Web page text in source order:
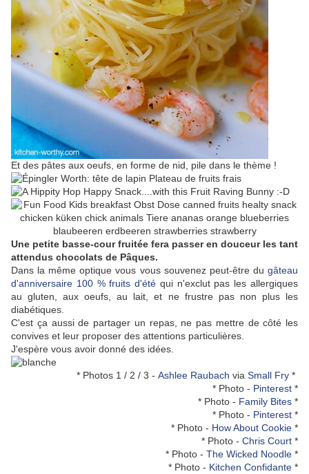
Et des pâtes aux oeufs, en forme de nid, pile dans le thème !
Une petite basse-cour fruitée fera passer en douceur les tant
attendus chocolats de Pâques.
Dans la même optique vous vous souvenez peut-être du gâteau
d'anniversaire 100 % fruits d'été qui n'exclut pas les allergiques
au gluten, aux oeufs, au lait, et ne frustre pas non plus les
diabétiques.
C'est ça aussi de partager un repas, ne pas mettre de côté les
convives et leur proposer des attentions particulières.
J'espère vous avoir donné des idées.
* Photos 1 / 2 / 3 - Ashlee Raubach via Small Fry *
* Photo - Pinterest *
* Photo - Family Bites *
* Photo - Pinterest *
* Photo - How About Cookie *
* Photo - Chris Court *
* Photo - The Wicked Noodle *
* Photo - Kitchen Confidante *